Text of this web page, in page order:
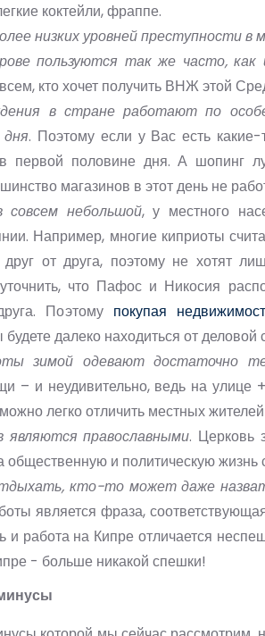
коктейли, фраппе.
низких уровней преступности в
пользуются так же часто, как
кто хочет получить ВНЖ этой
в стране работают по
. Поэтому если у Вас есть
первой половине дня. А шопинг
магазинов в этот день не
небольшой, у местного
Например, многие киприоты
от друга, поэтому не хотят
что Пафос и Никосия
Поэтому покупая
далеко находиться от деловой
зимой одевают достаточно
– и неудивительно, ведь на улице
легко отличить местных жителей
православными. Церковь
и политическую жизнь
кто-то может даже
является фраза,
и работа на Кипре отличается
- больше никакой спешки!